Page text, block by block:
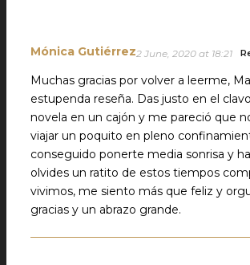
Mónica Gutiérrez2 June, 2020 at 18:21
Muchas gracias por volver a leerme,
estupenda reseña. Das justo en el
novela en un cajón y me pareció que
viajar un poquito en pleno
conseguido ponerte media sonrisa y
olvides un ratito de estos tiempos
vivimos, me siento más que feliz y
gracias y un abrazo grande.